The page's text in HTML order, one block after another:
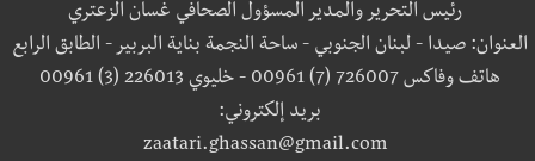
رئيس التحرير والمدير المسؤول الصحافي غسان الزعتري
العنوان: صيدا - لبنان الجنوبي - ساحة النجمة بناية البربير - الطابق الرابع
هاتف وفاكس 726007 (7) 00961 - خليوي 226013 (3) 00961
بريد إلكتروني:
zaatari.ghassan@gmail.com